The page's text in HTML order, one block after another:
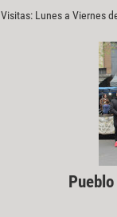
Visitas: Lunes a Viernes